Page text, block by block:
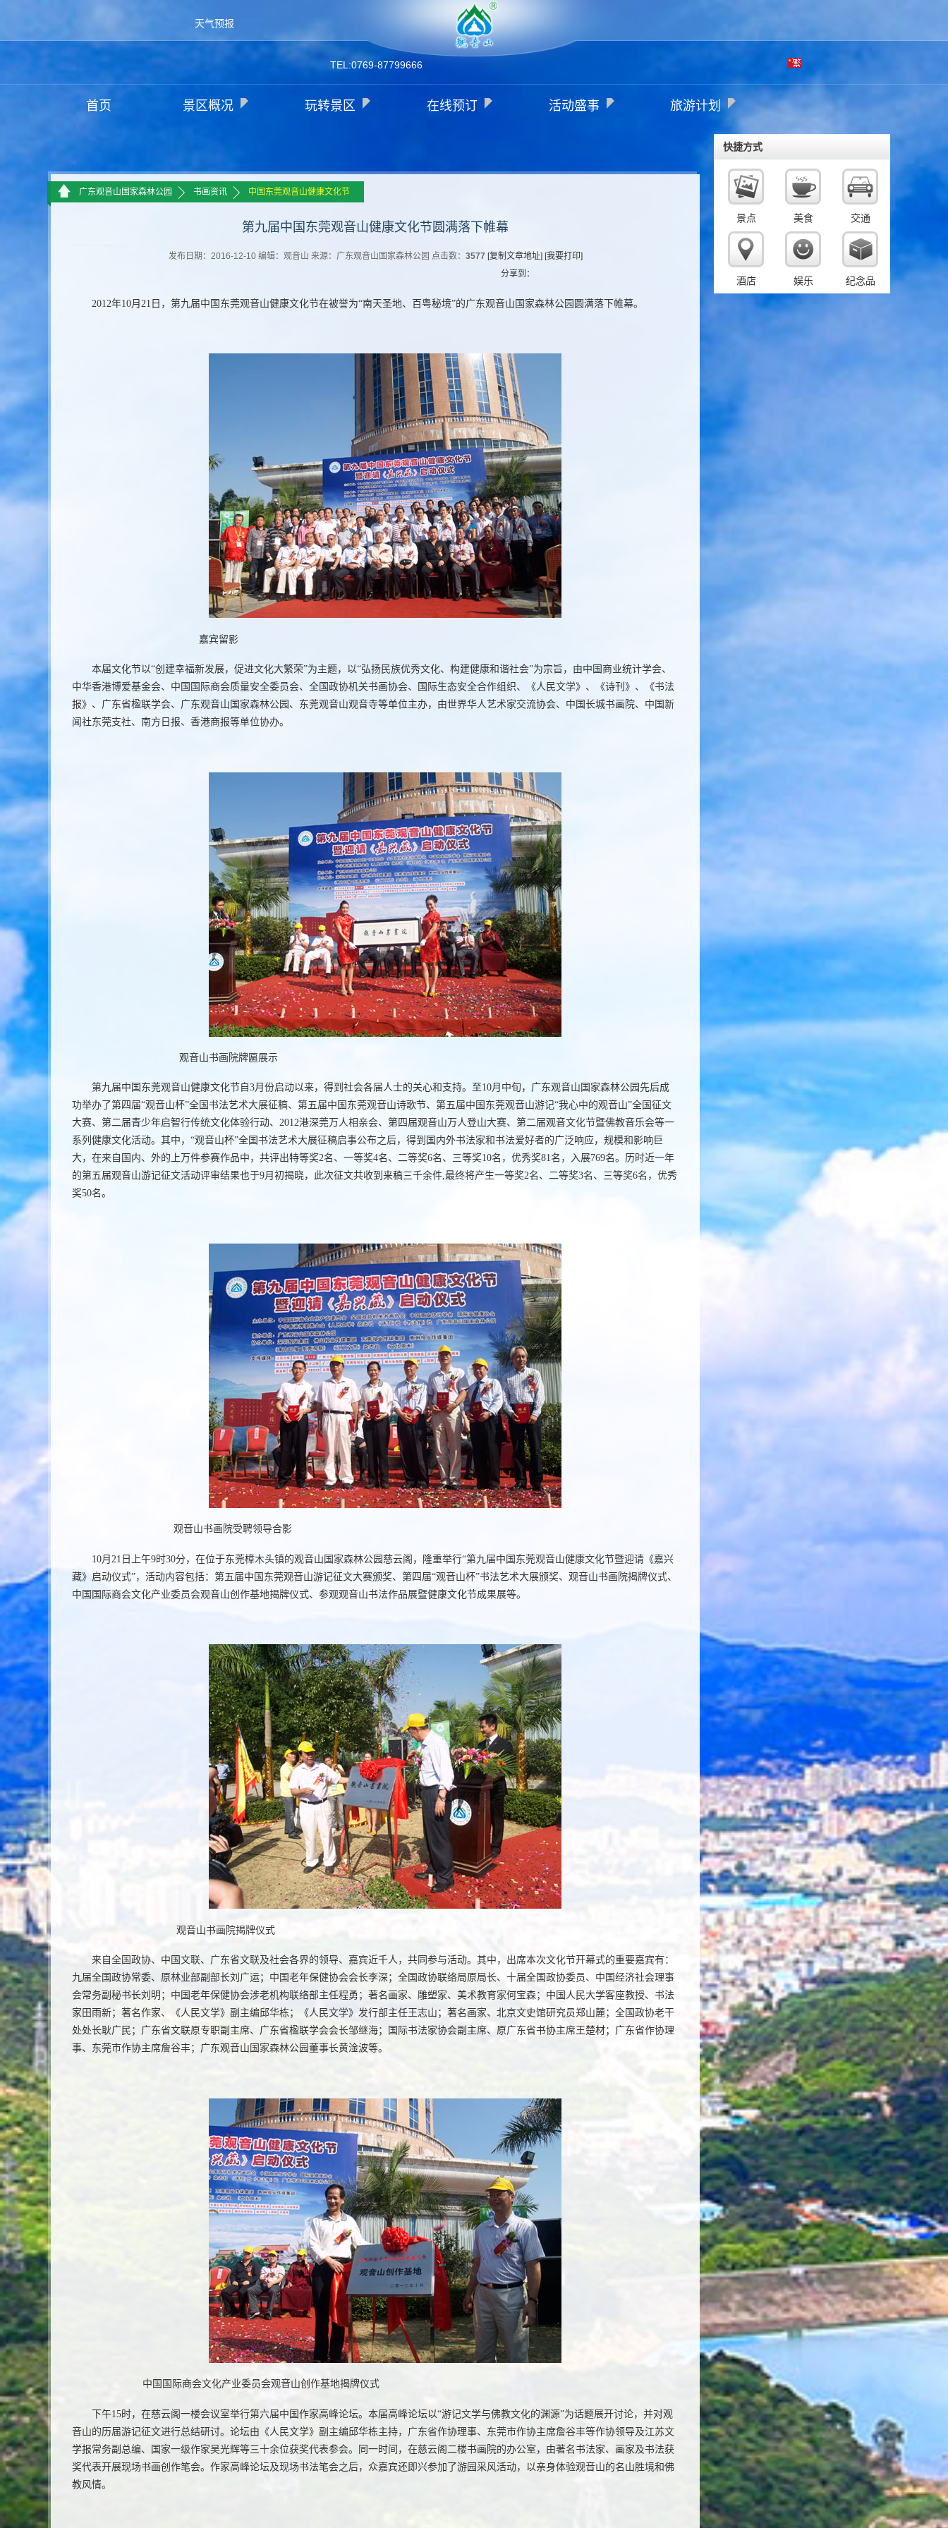
天气预报
繁
体
TEL:0769-87799666
首页 景区概况 玩转景区 在线预订 活动盛事 旅游计划
广东观音山国家森林公园 >> 书画资讯 >> 中国东莞观音山健康文化节
第九届中国东莞观音山健康文化节圆满落下帷幕
发布日期：2016-12-10 编辑：观音山 来源：广东观音山国家森林公园 点击数： 3577 [复制文章地址] [我要打印]
分享到：
2012年10月21日 ，第九届中国东莞观音山健康文化节在被誉为“南天圣地、百粤秘境”的广东观音山国家森林公园圆满落下帷幕。
嘉宾留影
本届文化节以“创建幸福新发展，促进文化大繁荣”为主题，以“弘扬民族优秀文化、构建健康和谐社会”为宗旨，由中国商业统计学会、
中华香港博爱基金会、中国国际商会质量安全委员会、全国政协机关书画协会、国际生态安全合作组织、《人民文学》、《诗刊》、《书法
报》、广东省楹联学会、广东观音山国家森林公园、东莞观音山观音寺等单位主办，由世界华人艺术家交流协会、中国长城书画院、中国新
闻社东莞支社、南方日报、香港商报等单位协办。
观音山书画院牌匾展示
第九届中国东莞观音山健康文化节自3月份启动以来，得到社会各届人士的关心和支持。至10月中旬，广东观音山国家森林公园先后成
功举办了第四届“观音山杯”全国书法艺术大展征稿、第五届中国东莞观音山诗歌节、第五届中国东莞观音山游记“我心中的观音山”全国征文
大赛、第二届青少年启智行传统文化体验行动、2012港深莞万人相亲会、第四届观音山万人登山大赛、第二届观音文化节暨佛教音乐会等一
系列健康文化活动。其中，“观音山杯”全国书法艺术大展征稿启事公布之后，得到国内外书法家和书法爱好者的广泛响应，规模和影响巨
大，在来自国内、外的上万件参赛作品中，共评出特等奖2名、一等奖4名、二等奖6名、三等奖10名，优秀奖81名，入展769名。历时近一年
的第五届观音山游记征文活动评审结果也于9月初揭晓，此次征文共收到来稿三千余件,最终将产生一等奖2名、二等奖3名、三等奖6名，优秀
奖50名。
观音山书画院受聘领导合影
10月21日
上午9时30分，在位于东莞樟木头镇的观音山国家森林公园慈云阁，隆重举行“第九届中国东莞观音山健康文化节暨迎请《嘉兴
藏》启动仪式”，活动内容包括：第五届中国东莞观音山游记征文大赛颁奖、第四届“观音山杯”书法艺术大展颁奖、观音山书画院揭牌仪式、
中国国际商会文化产业委员会观音山创作基地揭牌仪式、参观观音山书法作品展暨健康文化节成果展等。
观音山书画院揭牌仪式
来自全国政协、中国文联、广东省文联及社会各界的领导、嘉宾近千人，共同参与活动。其中，出席本次文化节开幕式的重要嘉宾有：
九届全国政协常委、原林业部副部长刘广运；中国老年保健协会会长李深；全国政协联络局原局长、十届全国政协委员、中国经济社会理事
会常务副秘书长刘明；中国老年保健协会涉老机构联络部主任程勇；著名画家、雕塑家、美术教育家何宝森；中国人民大学客座教授、书法
家田雨新；著名作家、《人民文学》副主编邱华栋；《人民文学》发行部主任王志山；著名画家、北京文史馆研究员郑山麓；全国政协老干
处处长耿广民；广东省文联原专职副主席、广东省楹联学会会长邹继海；国际书法家协会副主席、原广东省书协主席王楚材；广东省作协理
事、东莞市作协主席詹谷丰；广东观音山国家森林公园董事长黄淦波等。
中国国际商会文化产业委员会观音山创作基地揭牌仪式
下午15时，在慈云阁一楼会议室举行第六届中国作家高峰论坛。本届高峰论坛以“游记文学与佛教文化的渊源”为话题展开讨论，并对观
音山的历届游记征文进行总结研讨。论坛由《人民文学》副主编邱华栋主持，广东省作协理事、东莞市作协主席詹谷丰等作协领导及江苏文
学报常务副总编、国家一级作家吴光辉等三十余位获奖代表参会。同一时间，在慈云阁二楼书画院的办公室，由著名书法家、画家及书法获
奖代表开展现场书画创作笔会。作家高峰论坛及现场书法笔会之后，众嘉宾还即兴参加了游园采风活动，以亲身体验观音山的名山胜境和佛
教风情。
快捷方式
景点 美食 交通
酒店 娱乐 纪念品